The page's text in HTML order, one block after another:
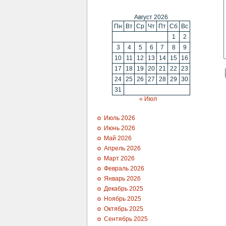
Август 2026
Пн
Вт Ср Чт Пт Сб
Вс
1
2
3
4 5 6 7 8
9
10
11 12 13 14 15
16
17
18 19 20 21 22
23
24 25 26 27 28 29
30
31
« Июл
Июль 2026
Июнь 2026
Май 2026
Апрель 2026
Март 2026
Февраль 2026
Январь 2026
Декабрь 2025
Ноябрь 2025
Октябрь 2025
Сентябрь 2025